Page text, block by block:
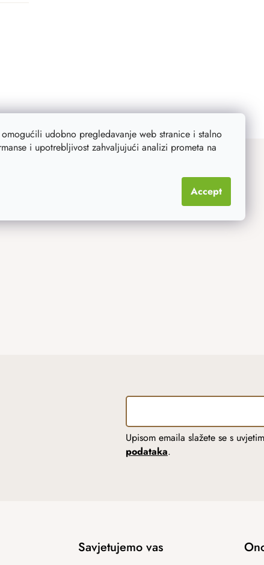
udobno pregledavanje web stranice i stalno
i upotrebljivost zahvaljujući analizi prometa na
Accept
Upisom emaila slažete se s
podataka.
Savjetujemo vas